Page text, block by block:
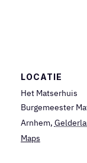
LOCATIE
Het Matserhuis
Burgemeester
Arnhem,
Maps